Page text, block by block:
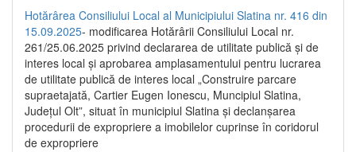
Hotărârea Consiliului Local al Municipiului Slatina nr. 416 din
15.09.2025- modificarea Hotărârii Consiliului Local nr.
261/25.06.2025 privind declararea de utilitate publică și de
interes local și aprobarea amplasamentului pentru lucrarea
de utilitate publică de interes local „Construire parcare
supraetajată, Cartier Eugen Ionescu, Muncipiul Slatina,
Județul Olt”, situat în municipiul Slatina și declanșarea
procedurii de expropriere a imobilelor cuprinse în coridorul
de expropriere